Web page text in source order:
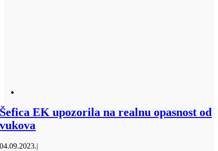
Šefica EK upozorila na realnu opasnost od
vukova
04.09.2023.|